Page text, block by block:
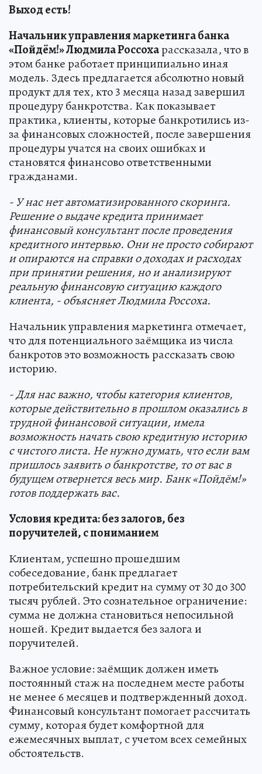
Выход есть!
Начальник управления маркетинга банка
«Пойдём!» Людмила Россохарассказала, что в
этом банке работает принципиально иная
модель. Здесь предлагается абсолютно новый
продукт для тех, кто 3 месяца назад завершил
процедуру банкротства. Как показывает
практика, клиенты, которые банкротились из-
за финансовых сложностей, после завершения
процедуры учатся на своих ошибках и
становятся финансово ответственными
гражданами.
- У нас нет автоматизированного скоринга.
Решение о выдаче кредита принимает
финансовый консультант после проведения
кредитного интервью. Они не просто собирают
и опираются на справки о доходах и расходах
при принятии решения, но и анализируют
реальную финансовую ситуацию каждого
клиента, - объясняет Людмила Россоха.
Начальник управления маркетинга отмечает,
что для потенциального заёмщика из числа
банкротов это возможность рассказать свою
историю.
- Для нас важно, чтобы категория клиентов,
которые действительно в прошлом оказались в
трудной финансовой ситуации, имела
возможность начать свою кредитную историю
с чистого листа. Не нужно думать, что если вам
пришлось заявить о банкротстве, то от вас в
будущем отвернется весь мир. Банк «Пойдём!»
готов поддержать вас.
Условия кредита: без залогов, без
поручителей, с пониманием
Клиентам, успешно прошедшим
собеседование, банк предлагает
потребительский кредит на сумму от 30 до 300
тысяч рублей. Это сознательное ограничение:
сумма не должна становиться непосильной
ношей. Кредит выдается без залога и
поручителей.
Важное условие: заёмщик должен иметь
постоянный стаж на последнем месте работы
не менее 6 месяцев и подтвержденный доход.
Финансовый консультант помогает рассчитать
сумму, которая будет комфортной для
ежемесячных выплат, с учетом всех семейных
обстоятельств.